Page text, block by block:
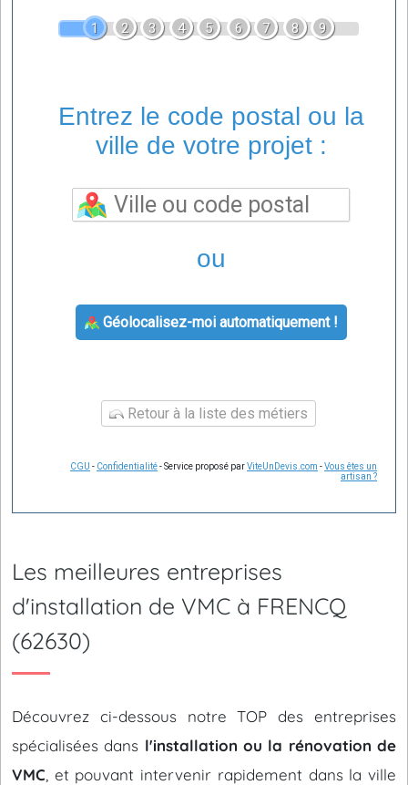
1 2 3 4 5 6 7 8 9
Entrez le code postal ou la
ville de votre projet :
ou
Géolocalisez-moi automatiquement !
Retour à la liste des métiers
CGU - Confidentialité- Service proposé parViteUnDevis.com -Vous êtes un
artisan ?
Les meilleures entreprises
d'installation de VMC à FRENCQ
(62630)
Découvrez ci-dessous notre TOP des entreprises
spécialisées dans l'installation ou la rénovation de
VMC , et pouvant intervenir rapidement dans la ville